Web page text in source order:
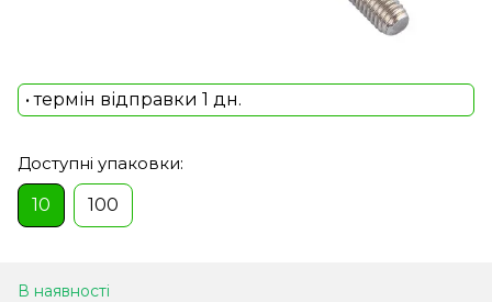
• термін відправки 1 дн.
Доступні упаковки:
10
100
В наявності